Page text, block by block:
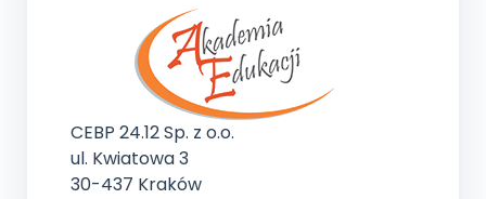
CEBP 24.12 Sp. z o.o.
ul. Kwiatowa 3
30-437 Kraków